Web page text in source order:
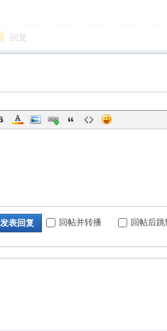
回复
发表回复 回帖并转播 回帖后